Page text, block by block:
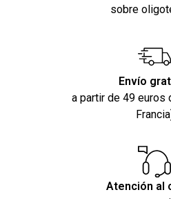
sobre
Envío
a partir de 49 euros
Atención al